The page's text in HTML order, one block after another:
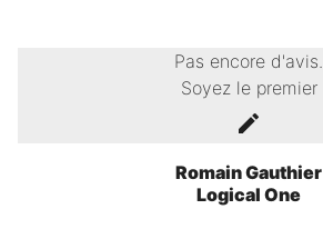
Pas encore d'avis.
Soyez le premier
Romain Gauthier
Logical One